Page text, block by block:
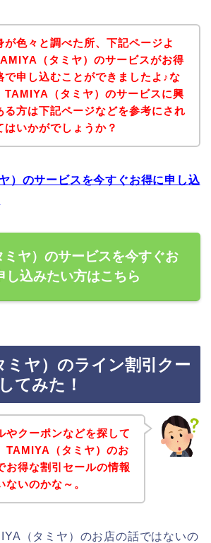
が色々と調べた所、下記ページよ
（タミヤ）のサービスがお得
で申し込むことができましたよ♪な
TAMIYA（タミヤ）のサービスに興
る方は下記ページなどを参考にされ
はいかがでしょうか？
）のサービスを今すぐお得に申し込
ヤ）のサービスを今すぐお
し込みたい方はこちら
ミヤ）のライン割引クー
てみた！
やクーポンなどを探して
TAMIYA（タミヤ）のお
お得な割引セールの情報
いのかな～。
（タミヤ）のお店の話ではないの